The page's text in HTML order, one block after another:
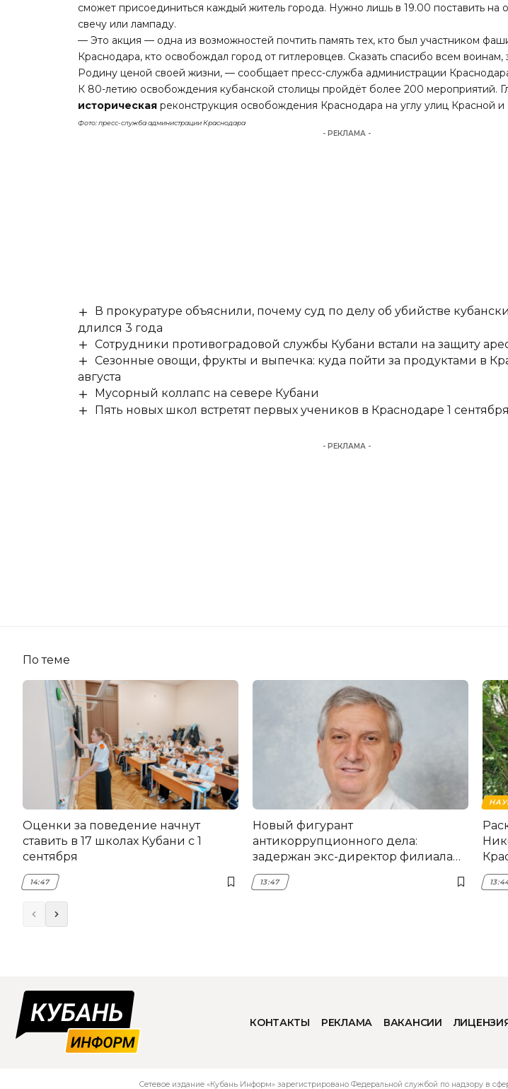
сможет присоединиться каждый житель города. Нужно лишь в 19.00 поставить на
свечу или лампаду.
— Это акция — одна из возможностей почтить память тех, кто был участником
Краснодара, кто освобождал город от гитлеровцев. Сказать спасибо всем
Родину ценой своей жизни, — сообщает пресс-служба администрации
К 80-летию освобождения кубанской столицы пройдёт более 200 мероприятий.
историческая реконструкция освобождения Краснодара на углу улиц Красной и
Фото: пресс-служба администрации Краснодара
- РЕКЛАМА -
В прокуратуре объяснили, почему суд по делу об убийстве
длился 3 года
Сотрудники противоградовой службы Кубани встали на защиту
Сезонные овощи, фрукты и выпечка: куда пойти за продуктами в
августа
Мусорный коллапс на севере Кубани
Пять новых школ встретят первых учеников в Краснодаре 1 сентября
- РЕКЛАМА -
По теме
Оценки за поведение начнут
ставить в 17 школах Кубани с 1
сентября
14:47
Новый фигурант
антикоррупционного дела:
задержан экс-директор филиала
НЭСК Крымска
13:47
КОНТАКТЫ РЕКЛАМА ВАКАНСИИ
Сетевое издание «Кубань Информ» зарегистрировано Федеральной службой по надзору в